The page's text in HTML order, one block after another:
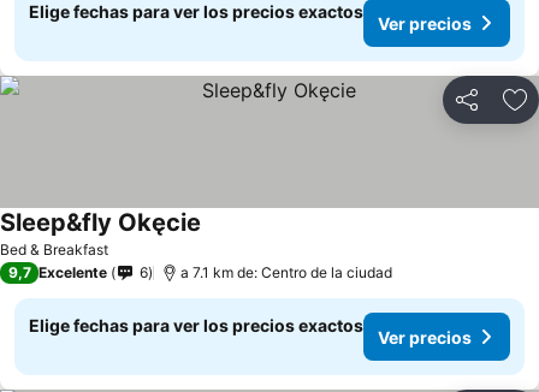
Elige fechas para ver los precios exactos
Ver precios
Compartir
Bed & Breakfast
Sleep&fly Okęcie
9,7 Excelente 6 a 7.1 km de: Centro de la ciudad
Elige fechas para ver los precios exactos
Ver precios